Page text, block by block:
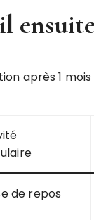
après 1 mois
de repos